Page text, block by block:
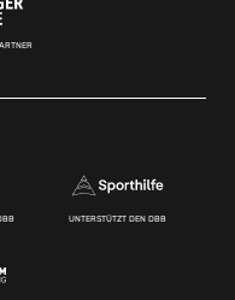
UNTERSTÜTZT DEN DBB